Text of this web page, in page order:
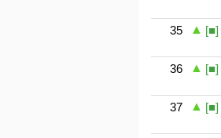
35 [■]
36 [■]
37 [■]